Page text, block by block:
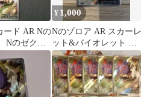
ード AR Nの
Nのゼクロ
ア
¥ 1,000
Nのゾロア AR スカーレ
ット&バイオレット 拡
張パック バトルパート
ナーズ …